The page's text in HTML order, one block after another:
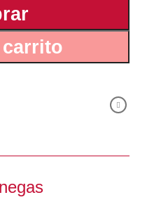
una perspectiva
para discernir con
reconstrucción
Estado
mexicana.
de los vínculos
económicos. Se